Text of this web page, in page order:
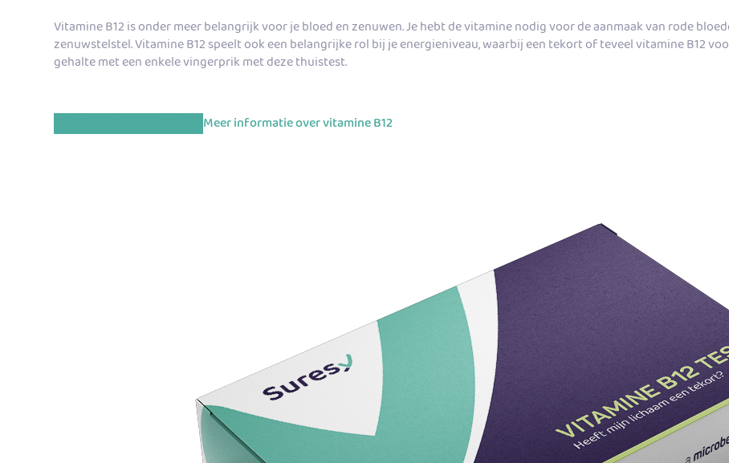
Vitamine B12 is onder meer belangrijk voor je bloed en zenuwen. Je hebt de vitamine nodig voor de aanmaak van rode
zenuwstelstel. Vitamine B12 speelt ook een belangrijke rol bij je energieniveau, waarbij een tekort of teveel vitamine B12
gehalte met een enkele vingerprik met deze thuistest.
Meer informatie over vitamine B12